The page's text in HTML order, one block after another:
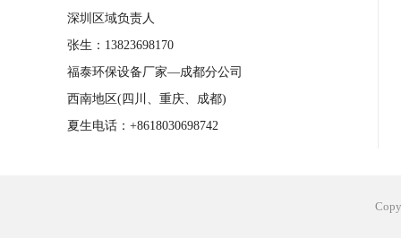
深圳区域负责人
张生：13823698170
福泰环保设备厂家—成都分公司
西南地区(四川、重庆、成都)
夏生电话：+8618030698742